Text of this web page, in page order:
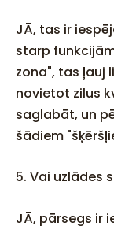
JĀ, tas ir
starp
zona", tas ļauj
novietot zilus
saglabāt, un
šādiem
5. Vai uzlādes
JĀ, pārsegs ir